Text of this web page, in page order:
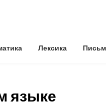
Лексика
языке